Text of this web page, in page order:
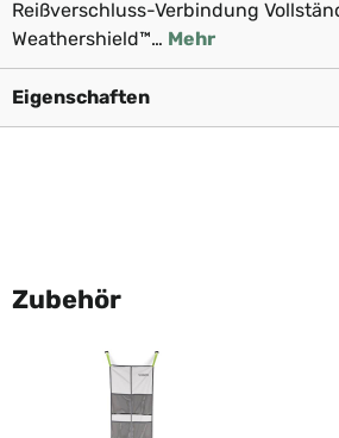
Reißverschluss-Verbindung
Weathershield™… Mehr
Eigenschaften
Zubehör